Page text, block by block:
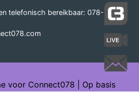
telefonisch bereikbaar: 078-
voor Connect078 | Op basis